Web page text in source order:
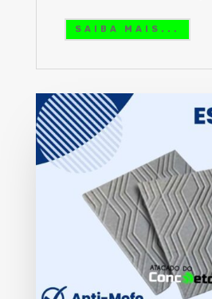
SAIBA MAIS...